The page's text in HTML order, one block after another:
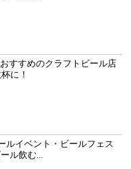
すすめのクラフトビール店
に！
ルイベント・ビールフェス
ル飲む...